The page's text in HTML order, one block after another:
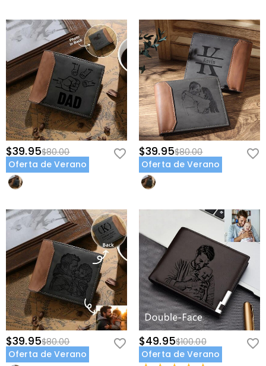
$39.95$80.00
Oferta de Verano
$39.95$80.00
Oferta de Verano
$39.95$80.00
Oferta de Verano
$49.95$100.00
Oferta de Verano